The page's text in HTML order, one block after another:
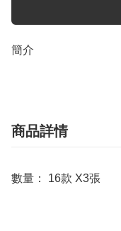
簡介
商品詳情
數量： 16款 X3張